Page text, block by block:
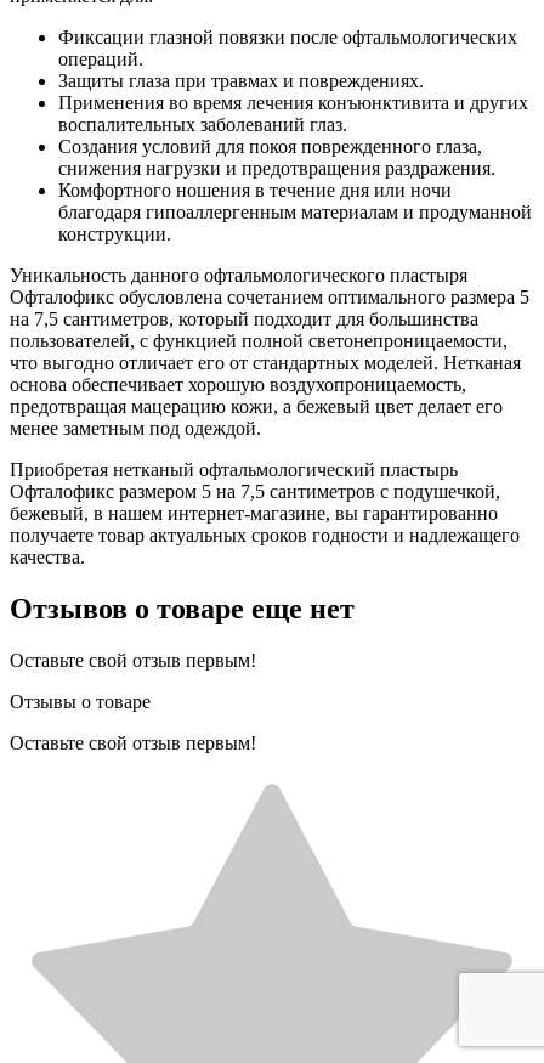
Фиксации глазной повязки после офтальмологических
операций.
Защиты глаза при травмах и повреждениях.
Применения во время лечения конъюнктивита и других
воспалительных заболеваний глаз.
Создания условий для покоя поврежденного глаза,
снижения нагрузки и предотвращения раздражения.
Комфортного ношения в течение дня или ночи
благодаря гипоаллергенным материалам и продуманной
конструкции.
Уникальность данного офтальмологического пластыря
Офталофикс обусловлена сочетанием оптимального размера 5
на 7,5 сантиметров, который подходит для большинства
пользователей, с функцией полной светонепроницаемости,
что выгодно отличает его от стандартных моделей. Нетканая
основа обеспечивает хорошую воздухопроницаемость,
предотвращая мацерацию кожи, а бежевый цвет делает его
менее заметным под одеждой.
Приобретая нетканый офтальмологический пластырь
Офталофикс размером 5 на 7,5 сантиметров с подушечкой,
бежевый, в нашем интернет-магазине, вы гарантированно
получаете товар актуальных сроков годности и надлежащего
качества.
Отзывов о товаре еще нет
Оставьте свой отзыв первым!
Отзывы о товаре
Оставьте свой отзыв первым!